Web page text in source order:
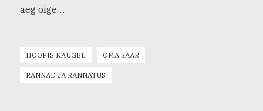
aeg õige…
HOOPIS KAUGEL OMA SAAR
RANNAD JA RANNATUS